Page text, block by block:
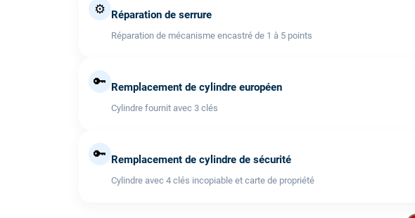
⚙️ Réparation de serrure
Réparation de mécanisme encastré de 1 à 5 points
🔑 Remplacement de cylindre européen
Cylindre fournit avec 3 clés
🔑 Remplacement de cylindre de sécurité
Cylindre avec 4 clés incopiable et carte de propriété